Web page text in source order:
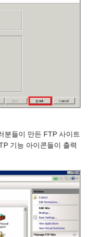
분들이 만든 FTP 사이트
기능 아이콘들이 출력